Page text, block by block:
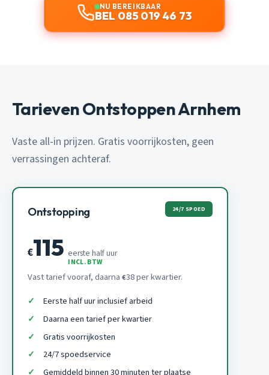
NU BEREIKBAAR
BEL 085 019 46 73
Tarieven Ontstoppen Arnhem
Vaste all-in prijzen. Gratis voorrijkosten, geen
verrassingen achteraf.
Ontstopping 24/7 SPOED
€115 eerste half uur
INCL. BTW
Vast tarief vooraf, daarna €38 per kwartier.
Eerste half uur inclusief arbeid
Daarna een tarief per kwartier
Gratis voorrijkosten
24/7 spoedservice
Gemiddeld binnen 30 minuten ter plaatse